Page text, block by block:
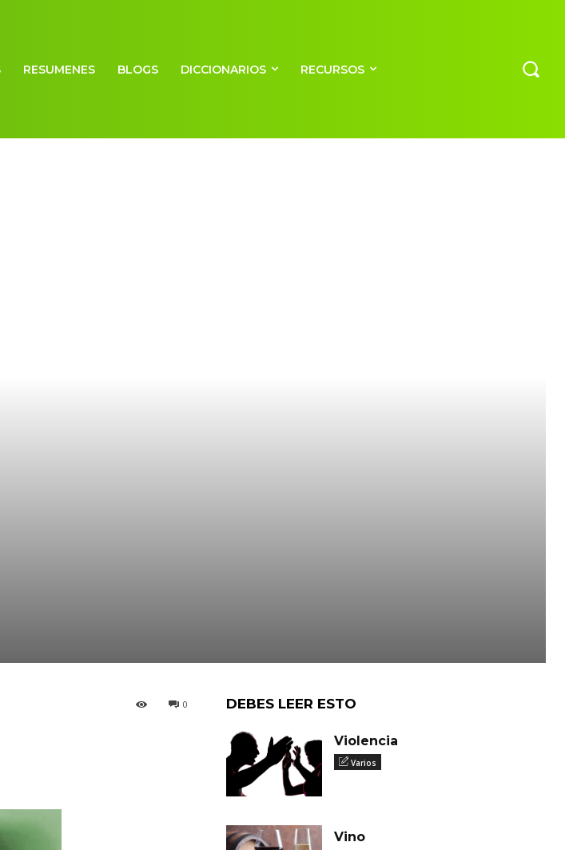
RESUMENES BLOGS DICCIONARIOS RECURSOS
0 DEBES LEER ESTO
Violencia
Varios
Vino